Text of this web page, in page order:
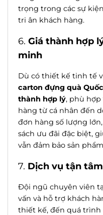
trọng trong các sự
tri ân khách hàng.
6. Giá thành hợp
minh
Dù có thiết kế tinh tế
carton đựng quà
thành hợp lý, phù
hàng từ cá nhân đến
đơn hàng số lượng
sách ưu đãi đặc biệt,
vẫn đảm bảo sản
7. Dịch vụ tận
Đội ngũ chuyên viên
vấn và hỗ trợ khách
thiết kế, đến quá trình